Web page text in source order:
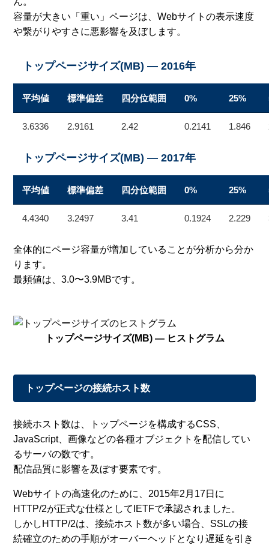
容量が大きい「重い」ページは、Webサイトの表示速度
や繋がりやすさに悪影響を及ぼします。
トップページサイズ(MB) — 2016年
平均値 標準偏差 四分位範囲 0% 25%
3.6336 2.9161 2.42 0.2141 1.846
トップページサイズ(MB) — 2017年
平均値 標準偏差 四分位範囲 0% 25%
4.4340 3.2497 3.41 0.1924 2.229
全体的にページ容量が増加していることが分析から分か
ります。
最頻値は、3.0〜3.9MBです。
トップページサイズ(MB) — ヒストグラム
トップページの接続ホスト数
接続ホスト数は、トップページを構成するCSS、
JavaScript、画像などの各種オブジェクトを配信してい
るサーバの数です。
配信品質に影響を及ぼす要素です。
Webサイトの高速化のために、2015年2月17日に
HTTP/2が正式な仕様としてIETFで承認されました。
しかしHTTP/2は、接続ホスト数が多い場合、SSLの接
続確立のための手順がオーバーヘッドとなり遅延を引き